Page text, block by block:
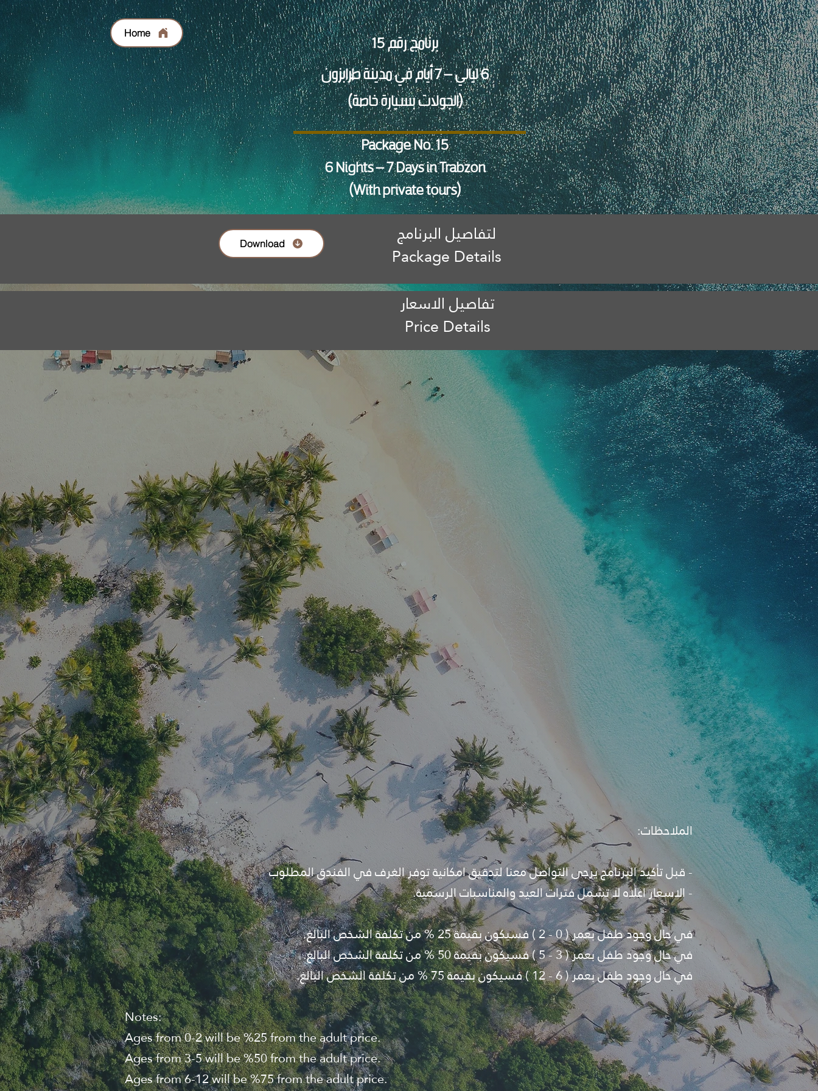
Home
برنامج رقم 15
6 ليالي – 7 أيام في مدينة طرابزون
(الجولات بسيارة خاصة)
Package No. 15
6 Nights – 7 Days in Trabzon
(With private tours)
لتفاصيل البرنامج
Package Details
Download
تفاصيل الاسعار
Price Details
الملاحظات:
- قبل تأكيد البرنامج يرجى التواصل معنا لتدقيق امكانية توفر الغرف في الفندق المطلوب
- الاسعار اعلاه لا تشمل فترات العيد والمناسبات الرسمية.
في حال وجود طفل بعمر ( 0 - 2 ) فسيكون بقيمة 25 % من تكلفة الشخص البالغ.
في حال وجود طفل بعمر ( 3 - 5 ) فسيكون بقيمة 50 % من تكلفة الشخص البالغ.
في حال وجود طفل بعمر ( 6 - 12 ) فسيكون بقيمة 75 % من تكلفة الشخص البالغ.
Notes:
Ages from 0-2 will be %25 from the adult price.
Ages from 3-5 will be %50 from the adult price.
Ages from 6-12 will be %75 from the adult price.